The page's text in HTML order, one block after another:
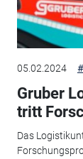
05.02.2024
Gruber
tritt
Das